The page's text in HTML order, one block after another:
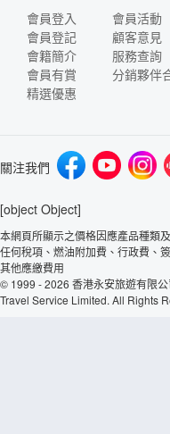
會員登入
會員登記
會籍簡介
會員有賞
精選優惠
會員活動
顧客意見
服務查詢
分銷夥伴
關注我們
[object Object]
本網頁所顯示之價格因應產品種類
任何稅項、燃油附加費、行政費、
其他應繳費用
© 1999 - 2026 香港永安旅遊有限
Travel Service Limited. All Rights